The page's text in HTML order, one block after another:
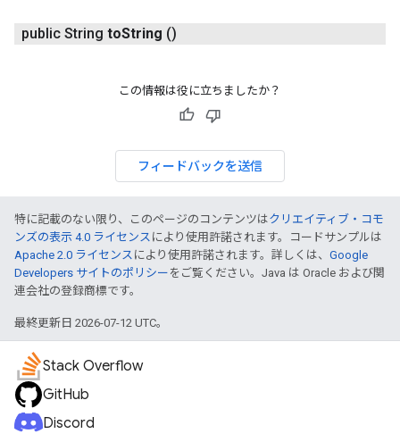
public String toString ()
この情報は役に立ちましたか？
フィードバックを送信
特に記載のない限り、このページのコンテンツはクリエイティブ・コモ
ンズの表示 4.0 ライセンス により使用許諾されます。コードサンプルは
Apache 2.0 ライセンス により使用許諾されます。詳しくは、 Google
Developers サイトのポリシー をご覧ください。Java は Oracle および関
連会社の登録商標です。
最終更新日 2026-07-12 UTC。
Stack Overflow
GitHub
Discord